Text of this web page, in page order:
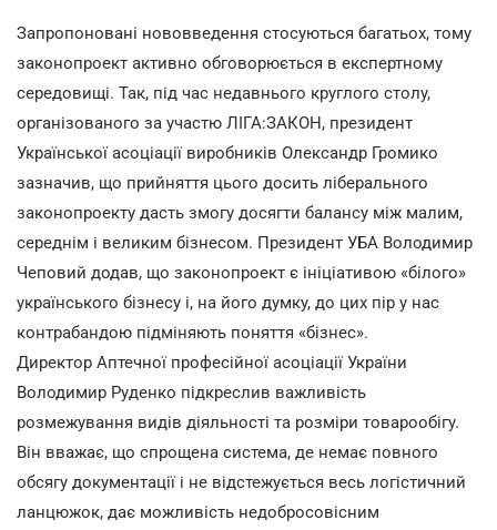
Запропоновані нововведення стосуються багатьох, тому
законопроект активно обговорюється в експертному
середовищі. Так, під час недавнього круглого столу,
організованого за участю ЛІГА:ЗАКОН, президент
Української асоціації виробників Олександр Громико
зазначив, що прийняття цього досить ліберального
законопроекту дасть змогу досягти балансу між малим,
середнім і великим бізнесом. Президент УБА Володимир
Чеповий додав, що законопроект є ініціативою «білого»
українського бізнесу і, на його думку, до цих пір у нас
контрабандою підміняють поняття «бізнес».
Директор Аптечної професійної асоціації України
Володимир Руденко підкреслив важливість
розмежування видів діяльності та розміри товарообігу.
Він вважає, що спрощена система, де немає повного
обсягу документації і не відстежується весь логістичний
ланцюжок, дає можливість недобросовісним